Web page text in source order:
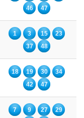
46
47
1 3 15
23
37
48
18 19 30
34
42
47
7 9 27 29